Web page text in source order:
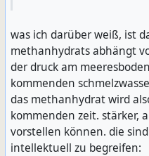
was ich darüber weiß, ist
methanhydrats abhängt
der druck am
kommenden
das methanhydrat wird
kommenden zeit. stärker,
vorstellen können. die
intellektuell zu begreifen: